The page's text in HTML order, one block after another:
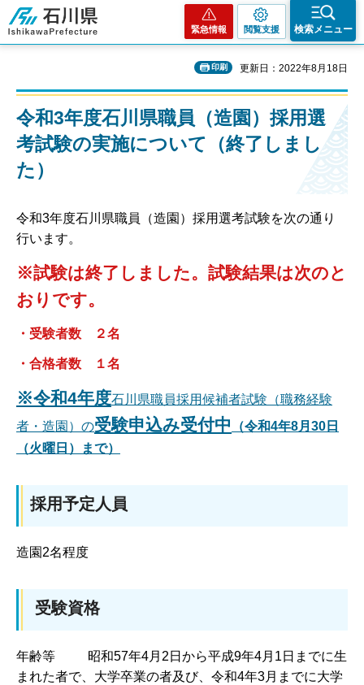
石川県
緊急情報 閲覧支援 検索メニュー
印刷 更新日：2022年8月18日
令和3年度石川県職員（造園）採用選
考試験の実施について（終了しまし
た）
令和3年度石川県職員（造園）採用選考試験を次の通り
行います。
※試験は終了しました。試験結果は次のと
おりです。
・受験者数 ２名
・合格者数 １名
※令和4年度石川県職員採用候補者試験（職務経験
者・造園）の受験申込み受付中
（令和4年8月30日
（火曜日）まで）
採用予定人員
造園2名程度
受験資格
年齢等 昭和57年4月2日から平成9年4月1日までに生
まれた者で、大学卒業の者及び、令和4年3月までに大学